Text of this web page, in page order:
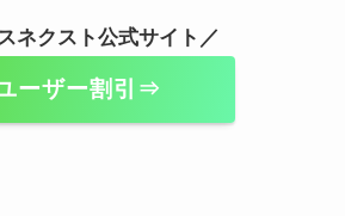
ネクスト公式サイト／
ーザー割引⇒